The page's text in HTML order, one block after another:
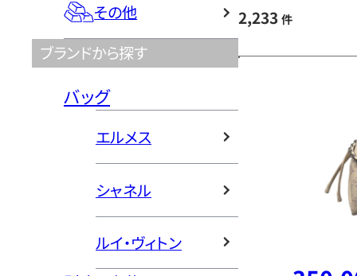
その他
ブランドから探す
バッグ
エルメス
シャネル
ルイ・ヴィトン
2,233 件